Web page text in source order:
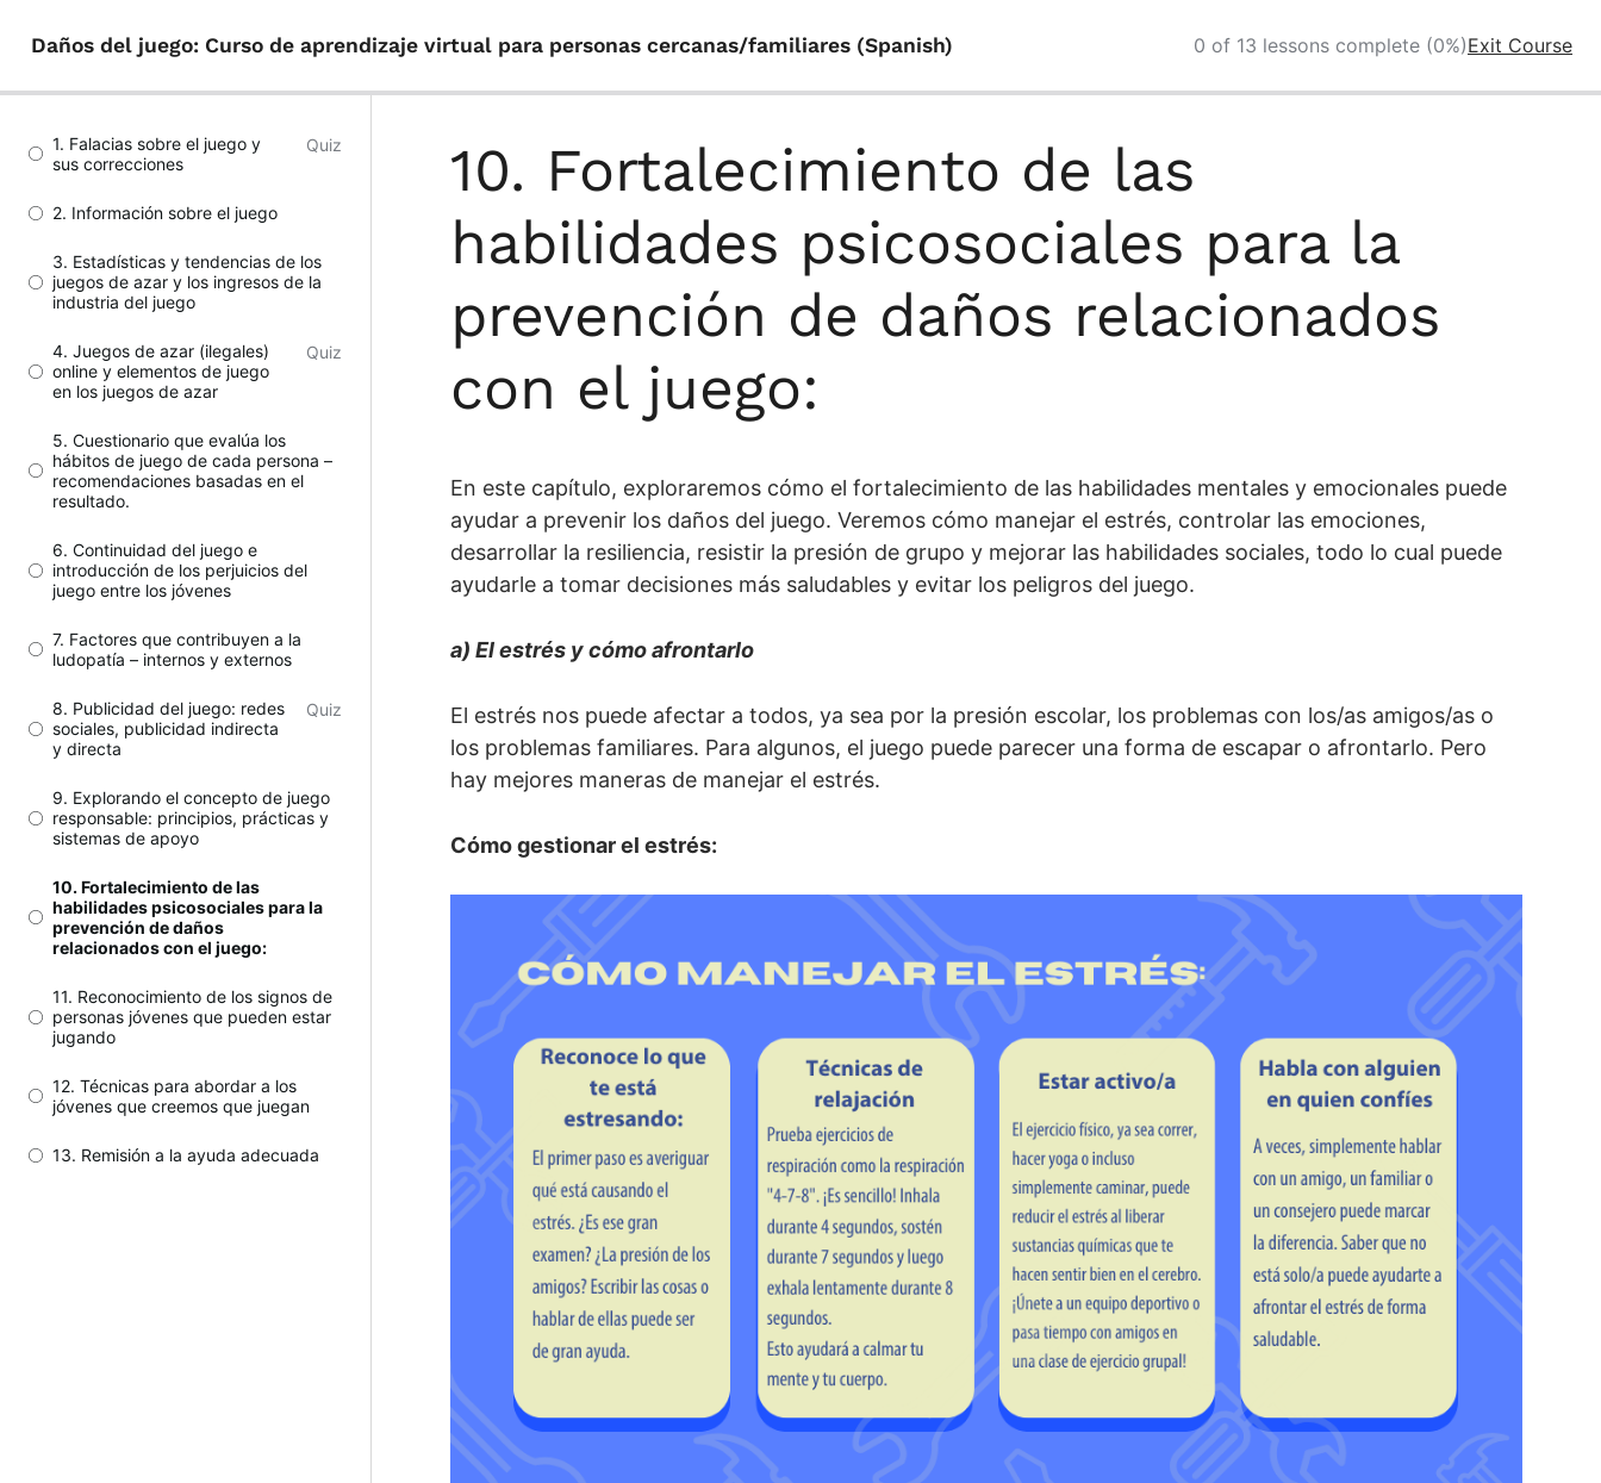
Daños del juego: Curso de aprendizaje virtual para personas cercanas/familiares (Spanish) 0 of 13 lessons complete (0%)Exit Course
1. Falacias sobre el juego y
sus correcciones
Quiz
2. Información sobre el juego
3. Estadísticas y tendencias de los
juegos de azar y los ingresos de la
industria del juego
4. Juegos de azar (ilegales)
online y elementos de juego
en los juegos de azar
Quiz
5. Cuestionario que evalúa los
hábitos de juego de cada persona –
recomendaciones basadas en el
resultado.
6. Continuidad del juego e
introducción de los perjuicios del
juego entre los jóvenes
7. Factores que contribuyen a la
ludopatía – internos y externos
8. Publicidad del juego: redes
sociales, publicidad indirecta
y directa
Quiz
9. Explorando el concepto de juego
responsable: principios, prácticas y
sistemas de apoyo
10. Fortalecimiento de las
habilidades psicosociales para la
prevención de daños
relacionados con el juego:
11. Reconocimiento de los signos de
personas jóvenes que pueden estar
jugando
12. Técnicas para abordar a los
jóvenes que creemos que juegan
13. Remisión a la ayuda adecuada
10. Fortalecimiento de las
habilidades psicosociales para la
prevención de daños relacionados
con el juego:
En este capítulo, exploraremos cómo el fortalecimiento de las habilidades mentales y emocionales puede
ayudar a prevenir los daños del juego. Veremos cómo manejar el estrés, controlar las emociones,
desarrollar la resiliencia, resistir la presión de grupo y mejorar las habilidades sociales, todo lo cual puede
ayudarle a tomar decisiones más saludables y evitar los peligros del juego.
a) El estrés y cómo afrontarlo
El estrés nos puede afectar a todos, ya sea por la presión escolar, los problemas con los/as amigos/as o
los problemas familiares. Para algunos, el juego puede parecer una forma de escapar o afrontarlo. Pero
hay mejores maneras de manejar el estrés.
Cómo gestionar el estrés: